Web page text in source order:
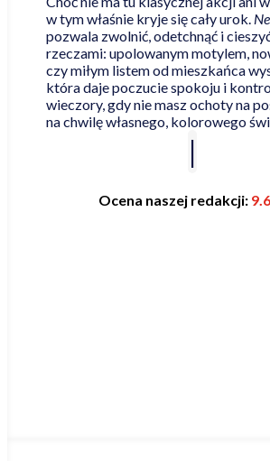
w tym właśnie kryje się cały urok.
pozwala zwolnić, odetchnąć i
rzeczami: upolowanym motylem,
czy miłym listem od mieszkańca
która daje poczucie spokoju i
wieczory, gdy nie masz ochoty na
na chwilę własnego, kolorowego
Ocena naszej redakcji: